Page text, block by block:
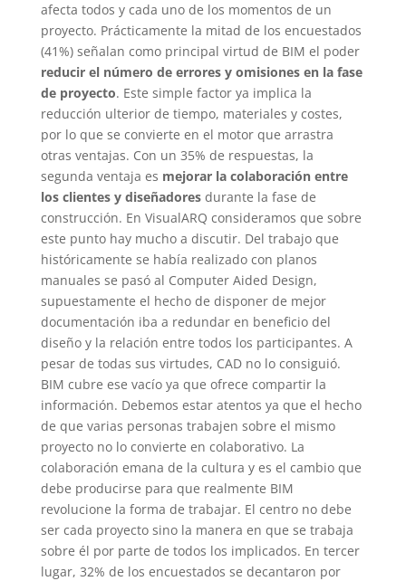
afecta todos y cada uno de los momentos de un
proyecto. Prácticamente la mitad de los encuestados
(41%) señalan como principal virtud de BIM el poder
reducir el número de errores y omisiones en la fase
de proyecto. Este simple factor ya implica la
reducción ulterior de tiempo, materiales y costes,
por lo que se convierte en el motor que arrastra
otras ventajas. Con un 35% de respuestas, la
segunda ventaja es mejorar la colaboración entre
los clientes y diseñadoresdurante la fase de
construcción. En VisualARQ consideramos que sobre
este punto hay mucho a discutir. Del trabajo que
históricamente se había realizado con planos
manuales se pasó al Computer Aided Design,
supuestamente el hecho de disponer de mejor
documentación iba a redundar en beneficio del
diseño y la relación entre todos los participantes. A
pesar de todas sus virtudes, CAD no lo consiguió.
BIM cubre ese vacío ya que ofrece compartir la
información. Debemos estar atentos ya que el hecho
de que varias personas trabajen sobre el mismo
proyecto no lo convierte en colaborativo. La
colaboración emana de la cultura y es el cambio que
debe producirse para que realmente BIM
revolucione la forma de trabajar. El centro no debe
ser cada proyecto sino la manera en que se trabaja
sobre él por parte de todos los implicados. En tercer
lugar, 32% de los encuestados se decantaron por